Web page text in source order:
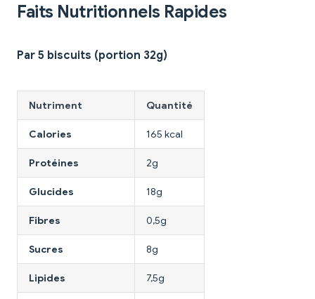
Faits Nutritionnels Rapides
Par 5 biscuits (portion 32g)
Nutriment Quantité
Calories 165 kcal
Protéines 2g
Glucides 18g
Fibres 0,5g
Sucres 8g
Lipides 7,5g